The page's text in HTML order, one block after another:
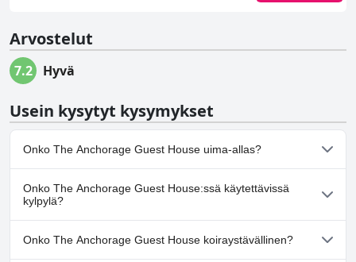
Arvostelut
7.2 Hyvä
Usein kysytyt kysymykset
Onko The Anchorage Guest House uima-allas?
Ei, The Anchorage Guest House ei ole uima-allasta.
Onko The Anchorage Guest House:ssä käytettävissä
kylpylä?
Ei, The Anchorage Guest House ei tarjoa kylpylää.
Onko The Anchorage Guest House koiraystävällinen?